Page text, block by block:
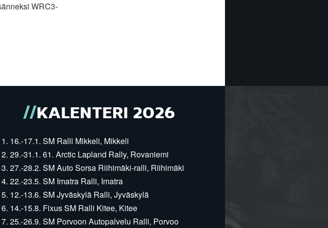
WRC3-
KALENTERI 2026
16.-17.1. SM Ralli Mikkeli, Mikkeli
29.-31.1. 61. Arctic Lapland Rally, Rovaniemi
27.-28.2. SM Auto Sorsa Riihimäki-ralli, Riihimäki
22.-23.5. SM Imatra Ralli, Imatra
12.-13.6. SM Jyväskylä Ralli, Jyväskylä
14.-15.8. Fixus SM Ralli Kitee, Kitee
25.-26.9. SM Porvoon Autopalvelu Ralli, Porvoo